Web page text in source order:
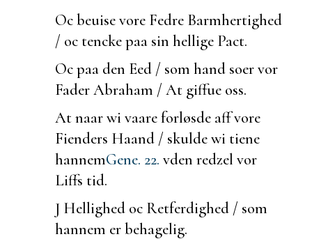
Ocbeuise vore Fedre Barmhertighed
/ oc tencke paa sin hellige Pact.
Oc paa den Eed / som hand soer vor
Fader Abraham / At giffue oss.
At naar wi vaare forløsde aff vore
Fienders Haand / skulde wi tiene
hannemGene. 22. vden redzel vor
Liffs tid.
J Hellighed oc Retferdighed / som
hannem er behagelig.